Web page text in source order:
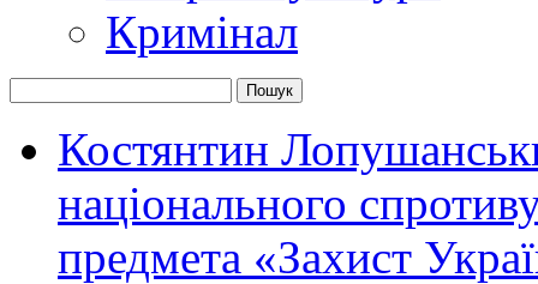
Кримінал
Костянтин
національного
предмета «Захист